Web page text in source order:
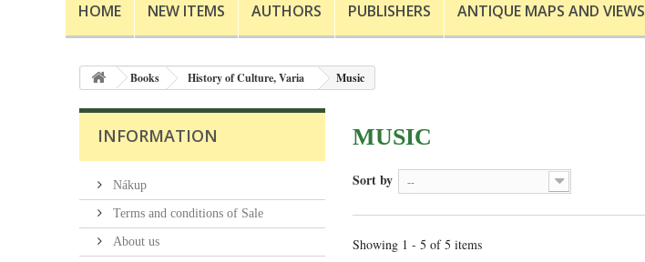
HOME NEW ITEMS AUTHORS PUBLISHERS ANTIQUE MAPS AND VIEWS
Books History of Culture, Varia Music
INFORMATION
Nákup
Terms and conditions of Sale
About us
MUSIC
Sort by --
Showing 1 - 5 of 5 items